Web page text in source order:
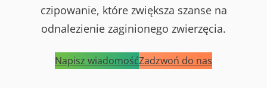
czipowanie, które zwiększa szanse na
odnalezienie zaginionego zwierzęcia.
Napisz wiadomośćZadzwoń do nas